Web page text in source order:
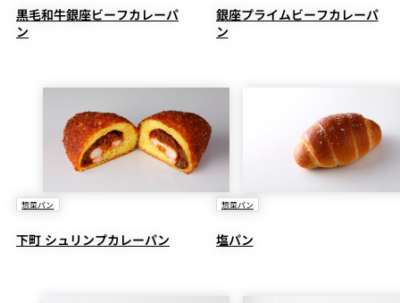
黒毛和牛銀座ビーフカレーパ
ン
銀座プライムビーフカレーパ
ン
惣菜パン
下町 シュリンプカレーパン
惣菜パン
塩パン